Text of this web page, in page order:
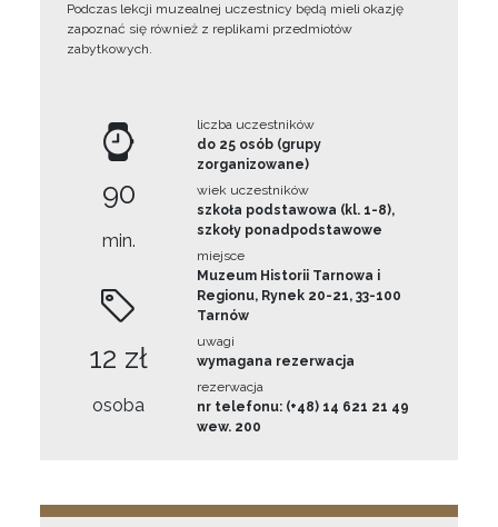
Podczas lekcji muzealnej uczestnicy będą mieli okazję
zapoznać się również z replikami przedmiotów
zabytkowych.
90
min.
12 zł
osoba
liczba uczestników
do 25 osób (grupy
zorganizowane)
wiek uczestników
szkoła podstawowa (kl. 1-8),
szkoły ponadpodstawowe
miejsce
Muzeum Historii Tarnowa i
Regionu, Rynek 20-21, 33-100
Tarnów
uwagi
wymagana rezerwacja
rezerwacja
nr telefonu: (+48) 14 621 21 49
wew. 200